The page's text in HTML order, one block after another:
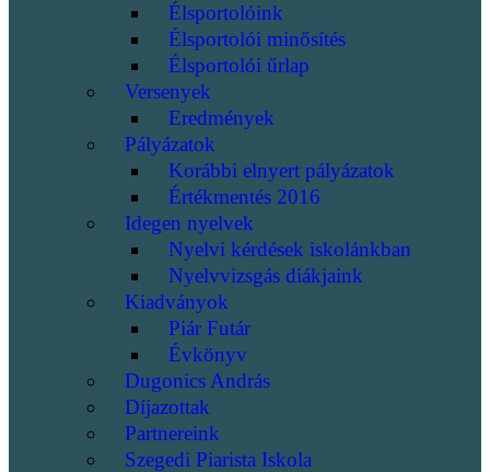
Élsportolóink
Élsportolói minősítés
Élsportolói űrlap
Versenyek
Eredmények
Pályázatok
Korábbi elnyert pályázatok
Értékmentés 2016
Idegen nyelvek
Nyelvi kérdések iskolánkban
Nyelvvizsgás diákjaink
Kiadványok
Piár Futár
Évkönyv
Dugonics András
Díjazottak
Partnereink
Szegedi Piarista Iskola